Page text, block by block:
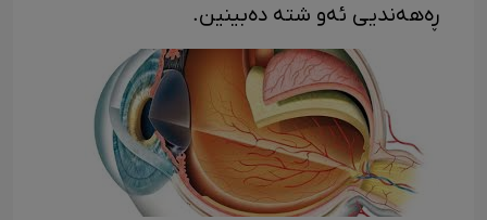
ڕەهەندیی ئەو شتە دەبینین.